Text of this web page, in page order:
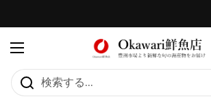
メニューを開く